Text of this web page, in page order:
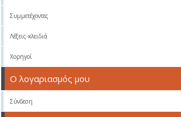
Συμμετέχοντες
Λέξεις-κλειδιά
Χορηγοί
Ο λογαριασμός μου
Σύνδεση